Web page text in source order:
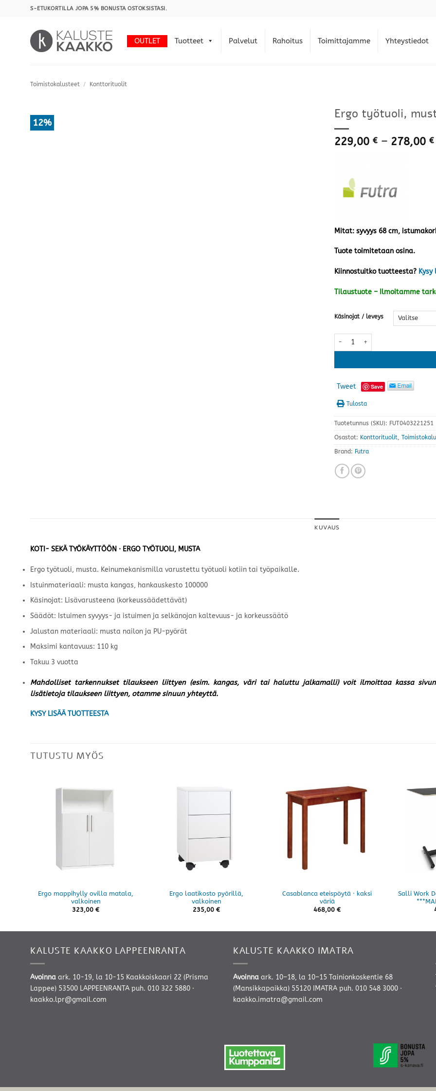
S-ETUKORTILLA JOPA 5% BONUSTA OSTOKSISTASI.
OUTLET Tuotteet Palvelut Rahoitus Toimittajamme Yhteystiedot
Toimistokalusteet / Konttorituolit
12%
Ergo työtuoli,
229,00 € – 278,00 €
Mitat: syvyys 68 cm,
Tuote toimitetaan osina.
Kiinnostuitko tuotteesta?
Tilaustuote – Ilmoitamme
Käsinojat / leveys
Ergo työtuoli, musta määrä
Tweet Save
Tulosta
Tuotetunnus (SKU): FUT0403221251
Osastot: Konttorituolit
Brand: Futra
KUVAUS
KOTI- SEKÄ TYÖKÄYTTÖÖN · ERGO TYÖTUOLI, MUSTA
Ergo työtuoli, musta. Keinumekanismilla varustettu työtuoli kotiin tai työpaikalle.
Istuinmateriaali: musta kangas, hankauskesto 100000
Käsinojat: Lisävarusteena (korkeussäädettävät)
Säädöt: Istuimen syvyys- ja istuimen ja selkänojan kaltevuus- ja korkeussäätö
Jalustan materiaali: musta nailon ja PU-pyörät
Maksimi kantavuus: 110 kg
Takuu 3 vuotta
Mahdolliset tarkennukset tilaukseen liittyen (esim. kangas, väri tai haluttu jalkamalli) voit ilmoittaa kassa
lisätietoja tilaukseen liittyen, otamme sinuun yhteyttä.
KYSY LISÄÄ TUOTTEESTA
TUTUSTU MYÖS
Ergo mappihylly ovilla matala,
valkoinen
323,00 €
Ergo laatikosto pyörillä,
valkoinen
235,00 €
Casablanca eteispöytä · kaksi
väriä
468,00 €
Salli Work
KALUSTE KAAKKO LAPPEENRANTA
Avoinna ark. 10-19, la 10-15 Kaakkoiskaari 22 (Prisma
Lappee) 53500 LAPPEENRANTA puh. 010 322 5880 ·
kaakko.lpr@gmail.com
KALUSTE KAAKKO IMATRA
Avoinnaark. 10–18, la 10–15 Tainionkoskentie 68
(Mansikkapaikka) 55120 IMATRA puh. 010 548 3000·
kaakko.imatra@gmail.com